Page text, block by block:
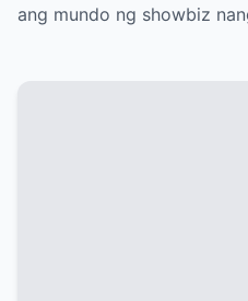
ang mundo ng showbiz